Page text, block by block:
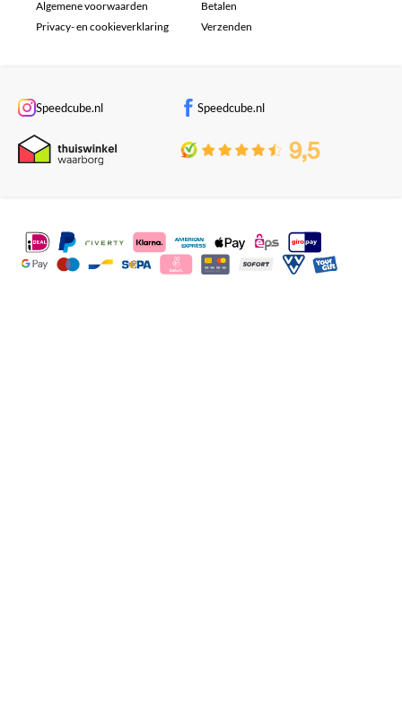
Algemene voorwaarden
Privacy- en cookieverklaring
Betalen
Verzenden
Speedcube.nl Speedcube.nl